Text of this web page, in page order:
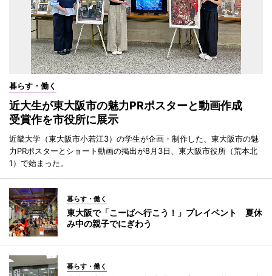
暮らす・働く
近大生が東大阪市の魅力PRポスターと動画作成
受賞作を市役所に展示
近畿大学（東大阪市小若江3）の学生が企画・制作した、東大阪市の魅
力PRポスターとショート動画の掲出が8月3日、東大阪市役所（荒本北
1）で始まった。
暮らす・働く
東大阪で「こーばへ行こう！」プレイベント 夏休
み中の親子でにぎわう
暮らす・働く